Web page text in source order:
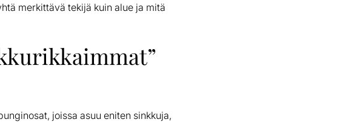
merkittävä tekijä kuin alue ja mitä
joissa asuu eniten sinkkuja,